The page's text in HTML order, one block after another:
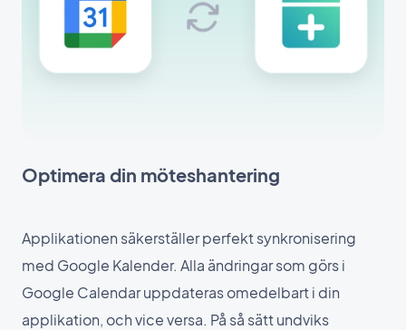
Optimera din möteshantering
Applikationen säkerställer perfekt synkronisering
med Google Kalender. Alla ändringar som görs i
Google Calendar uppdateras omedelbart i din
applikation, och vice versa. På så sätt undviks